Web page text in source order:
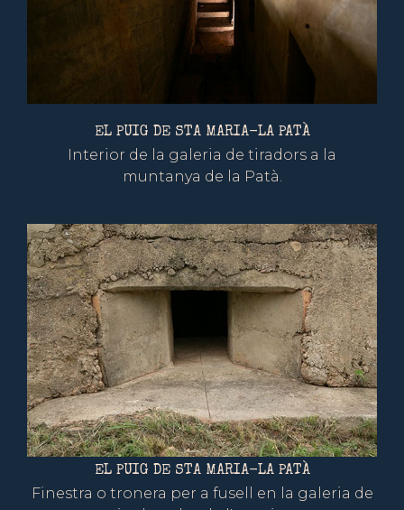
EL PUIG DE STA MARIA-LA PATÀ
Interior de la galeria de tiradors a la
muntanya de la Patà.
EL PUIG DE STA MARIA-LA PATÀ
Finestra o tronera per a fusell en la galeria de